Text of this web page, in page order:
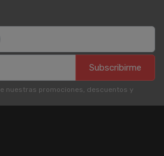
Subscribirme
nuestras promociones, descuentos y